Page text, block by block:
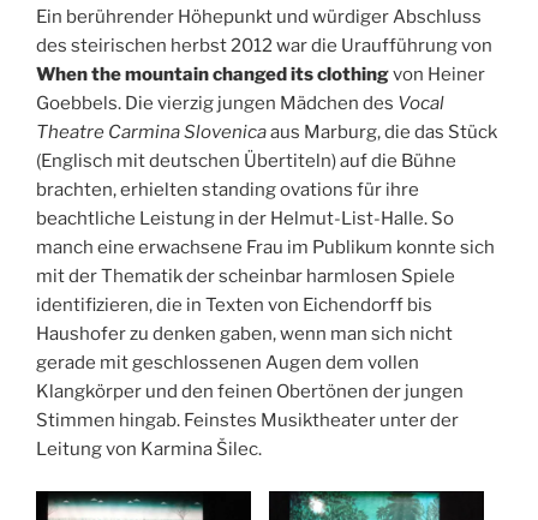
Ein berührender Höhepunkt und würdiger Abschluss
des steirischen herbst 2012 war die Uraufführung von
When the mountain changed its clothingvon Heiner
Goebbels. Die vierzig jungen Mädchen des Vocal
Theatre Carmina Slovenicaaus Marburg, die das Stück
(Englisch mit deutschen Übertiteln) auf die Bühne
brachten, erhielten standing ovations für ihre
beachtliche Leistung in der Helmut-List-Halle. So
manch eine erwachsene Frau im Publikum konnte sich
mit der Thematik der scheinbar harmlosen Spiele
identifizieren, die in Texten von Eichendorff bis
Haushofer zu denken gaben, wenn man sich nicht
gerade mit geschlossenen Augen dem vollen
Klangkörper und den feinen Obertönen der jungen
Stimmen hingab. Feinstes Musiktheater unter der
Leitung von Karmina Šilec.